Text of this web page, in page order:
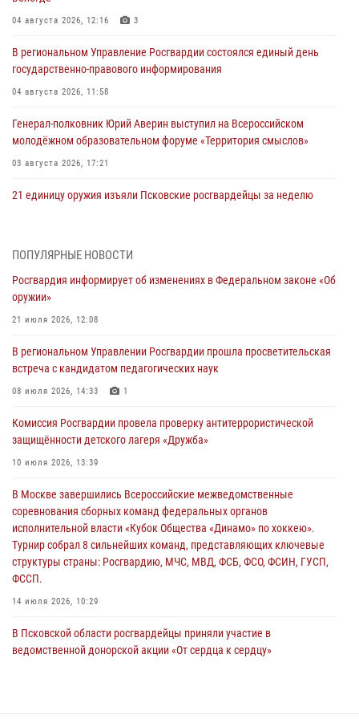
04 августа 2026, 12:16 3
В региональном Управление Росгвардии состоялся единый день
государственно-правового информирования
04 августа 2026, 11:58
Генерал-полковник Юрий Аверин выступил на Всероссийском
молодёжном образовательном форуме «Территория смыслов»
03 августа 2026, 17:21
21 единицу оружия изъяли Псковские росгвардейцы за неделю
Росгвардейцы принимают участие в обеспечении общественной
02 августа 2026, 13:28
За минувшие сутки Псковские росгвардейцы выезжали два раза на
31 июля 2026, 13:53
В Санкт-Петербурге прошел окружной этап ежегодного
сотрудников вневедомственной охраны Росгвардии, Псковские
Росгвардейцы одержали победу
30 июля 2026, 05:10
Псковская Росгвардия приглашает на службу в подразделениях
вневедомственной охраны
ПОПУЛЯРНЫЕ НОВОСТИ
Росгвардия информирует об изменениях в Федеральном законе «Об
оружии»
21 июля 2026, 12:08
В региональном Управлении Росгвардии прошла просветительская
встреча с кандидатом педагогических наук
08 июля 2026, 14:33 1
Комиссия Росгвардии провела проверку антитеррористической
защищённости детского лагеря «Дружба»
10 июля 2026, 13:39
В Москве завершились Всероссийские межведомственные
соревнования сборных команд федеральных органов
исполнительной власти «Кубок Общества «Динамо» по хоккею».
Турнир собрал 8 сильнейших команд, представляющих ключевые
структуры страны: Росгвардию, МЧС, МВД, ФСБ, ФСО, ФСИН, ГУСП,
ФССП.
14 июля 2026, 10:29
В Псковской области росгвардейцы приняли участие в
ведомственной донорской акции «От сердца к сердцу»